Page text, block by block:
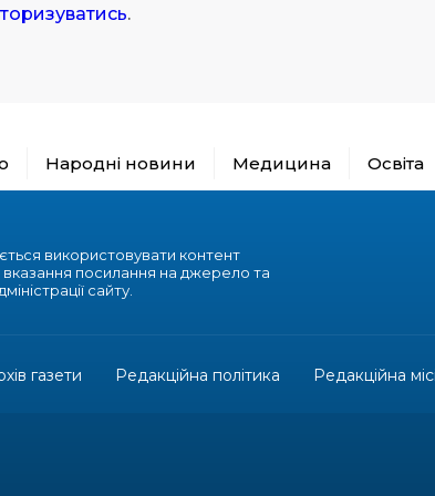
.
Народні новини Медицина Освіта
використовувати контент
вказання посилання на джерело та
сайту.
газети Редакційна політика Редакційна